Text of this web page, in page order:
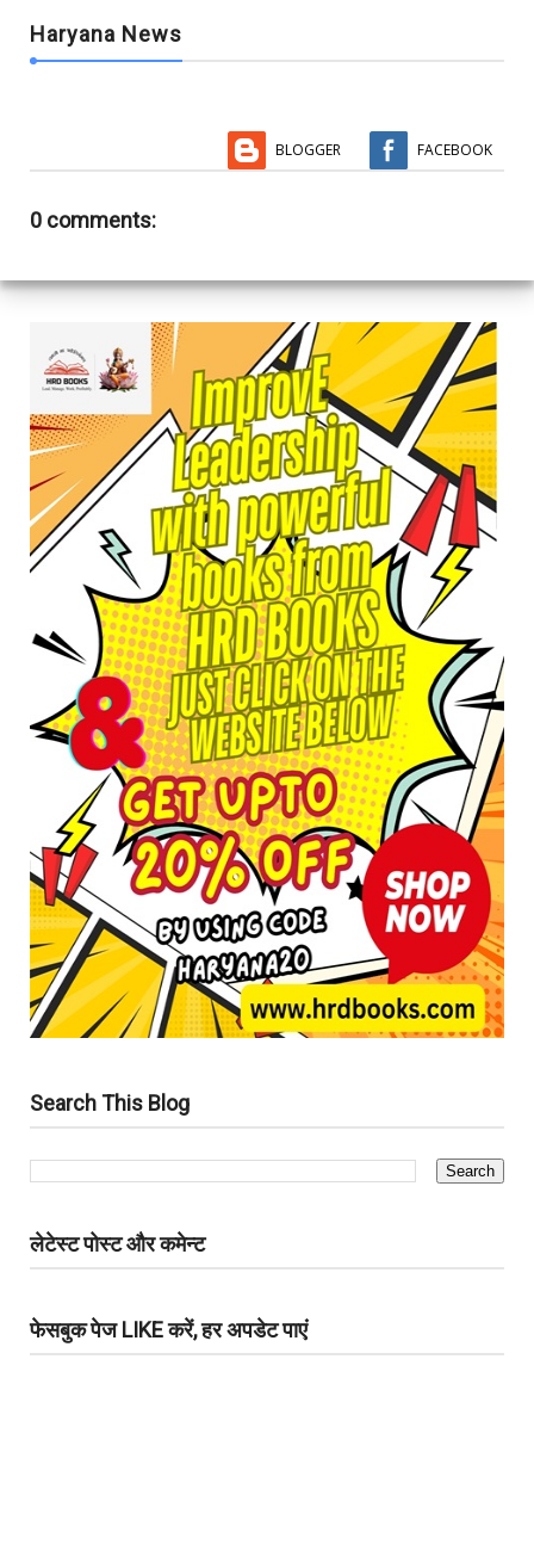
Haryana News
BLOGGER FACEBOOK
0 comments:
Search This Blog
लेटेस्ट पोस्ट और कमेन्ट
फेसबुक पेज LIKE करें, हर अपडेट पाएं